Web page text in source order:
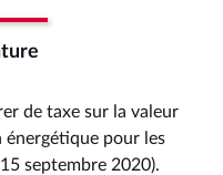
de taxe sur la valeur
pour les
septembre 2020).